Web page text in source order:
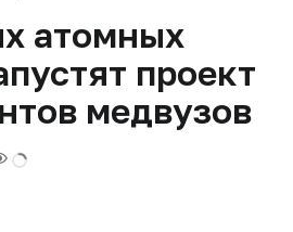
атомных
проект
медвузов